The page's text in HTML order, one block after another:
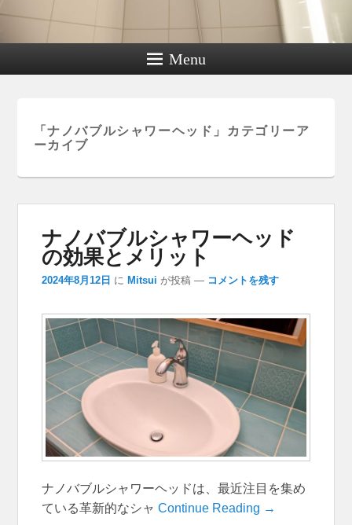
Menu
「ナノバブルシャワーヘッド 」カテゴリーア
ーカイブ
ナノバブルシャワーヘッド
の効果とメリット
2024年8月12日 に Mitsui が投稿 — コメントを残す
ナノバブルシャワーヘッドは、最近注目を集め
ている革新的なシャContinue Reading →